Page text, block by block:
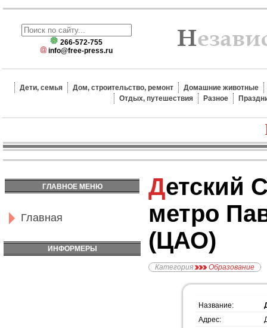
266-572-755
info@free-press.ru
Дети, семья Дом, строительство, ремонт
Домашние животные
Отдых, путешествия
Разное
ГЛАВНОЕ МЕНЮ
Главная
ИНФОРМЕРЫ
Детский Сад №399,
метро
(ЦАО)
Категория Образование
Название:
Адрес: